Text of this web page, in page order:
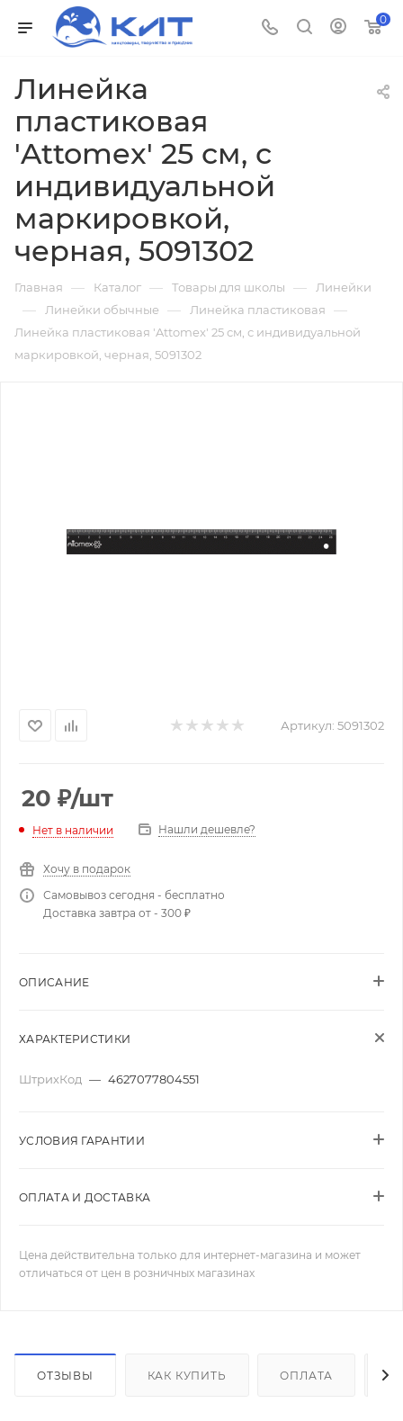
0
Линейка
пластиковая
'Attomex' 25 см, с
индивидуальной
маркировкой,
черная, 5091302
Главная — Каталог — Товары для школы — Линейки
— Линейки обычные — Линейка пластиковая —
Линейка пластиковая 'Attomex' 25 см, с индивидуальной
маркировкой, черная, 5091302
Артикул: 5091302
20 ₽/шт
Нет в наличии Нашли дешевле?
Хочу в подарок
Самовывоз сегодня - бесплатно
Доставка завтра от - 300 ₽
ОПИСАНИЕ
ХАРАКТЕРИСТИКИ
ШтрихКод — 4627077804551
УСЛОВИЯ ГАРАНТИИ
ОПЛАТА И ДОСТАВКА
Цена действительна только для интернет-магазина и может
отличаться от цен в розничных магазинах
ОТЗЫВЫ КАК КУПИТЬ ОПЛАТА